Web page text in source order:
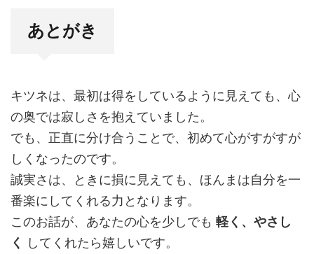
あとがき
キツネは、最初は得をしているように見えても、心
の奥では寂しさを抱えていました。
でも、正直に分け合うことで、初めて心がすがすが
しくなったのです。
誠実さは、ときに損に見えても、ほんまは自分を一
番楽にしてくれる力となります。
このお話が、あなたの心を少しでも 軽く、やさし
く
してくれたら嬉しいです。